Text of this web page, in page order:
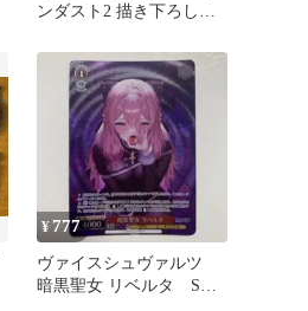
ンダスト2 描き下ろしス
ディング水着）【正規
品】
¥777
ヴァイスシュヴァルツ
暗黒聖女 リベルタ SR